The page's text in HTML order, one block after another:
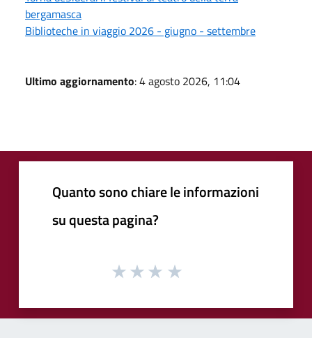
bergamasca
Biblioteche in viaggio 2026 - giugno - settembre
Ultimo aggiornamento: 4 agosto 2026, 11:04
Quanto sono chiare le informazioni
su questa pagina?